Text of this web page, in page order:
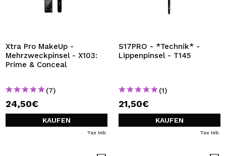
Xtra Pro MakeUp -
Mehrzweckpinsel - X103:
Prime & Conceal
(7)
24,50€
KAUFEN
Tax Inb.
S17PRO - *Technik* -
Lippenpinsel - T145
(1)
21,50€
KAUFEN
Tax Inb.